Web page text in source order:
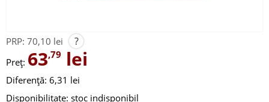
PRP: 70,10 lei ?
Preț: 63,79 lei
Diferență: 6,31 lei
Disponibilitate: stoc indisponibil